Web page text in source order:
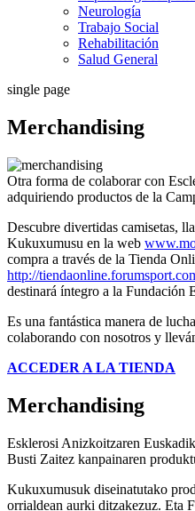
Neurología
Trabajo Social
Rehabilitación
Salud General
single page
Merchandising
Otra forma de colaborar con
adquiriendo productos de la
Descubre divertidas camisetas,
Kukuxumusu en la web
compra a través de la Tienda
http://
destinará íntegro a la Fundación
Es una fantástica manera de
colaborando con nosotros y
ACCEDER A LA TIENDA
Merchandising
Esklerosi Anizkoitzaren
Busti Zaitez kanpainaren
Kukuxumusuk diseinatutako
orrialdean aurki ditzakezuz. Eta